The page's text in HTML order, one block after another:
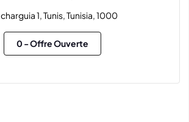
charguia 1, Tunis, Tunisia, 1000
0- Offre Ouverte